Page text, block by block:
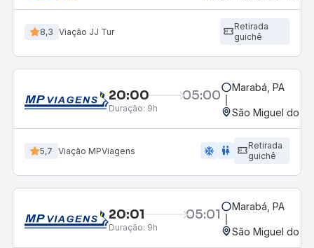
8,3 Viação JJ Tur
Retirada
guichê
20:00 05:00
Duração: 9h
Marabá, PA
São Miguel do
5,7 Viação MPViagens ac_unit wc
Retirada
guichê
20:01 05:01
Duração: 9h
Marabá, PA
São Miguel do